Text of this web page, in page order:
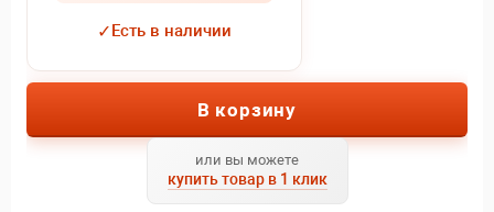
✓Есть в наличии
В корзину
или вы можете
купить товар в 1 клик